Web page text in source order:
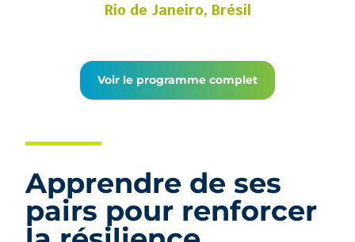
Rio de Janeiro, Brésil
Voir le programme complet
Apprendre de ses
pairs pour renforcer